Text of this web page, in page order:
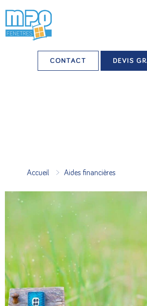
Nos agences
Conseils & Actus
CONTACT DEVIS
Accueil > Aides financières